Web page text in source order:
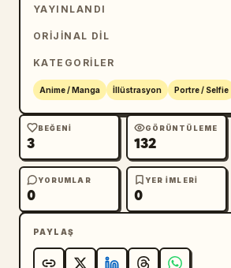
kullanın; dikey 3:4
yok, filigran yok, küçük paket
YAYINLANDI
ORIJINAL DIL
KATEGORILER
Anime / Manga İllüstrasyon Portre / Selfie
BEĞENI
3
GÖRÜNTÜLEME
132
YORUMLAR
0
YER IMLERI
0
PAYLAŞ